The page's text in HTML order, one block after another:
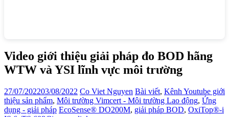
Video giới thiệu giải pháp đo BOD hãng
WTW và YSI lĩnh vực môi trường
27/07/202203/08/2022 Co Viet Nguyen Bài viết, Kênh Youtube giới
thiệu sản phẩm, Môi trường Vimcert - Môi trường Lao động, Ứng
dụng - giải pháp EcoSense® DO200M, giải pháp BOD, OxiTop®-i